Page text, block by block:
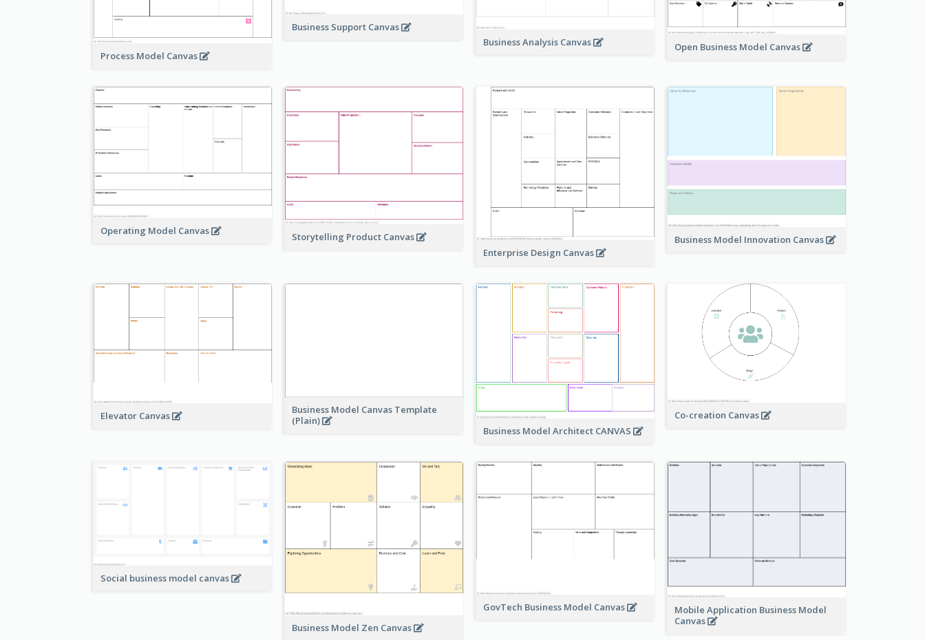
Process Model Canvas
Business Support Canvas
Business Analysis Canvas
Open Business Model Canvas
Operating Model Canvas
Storytelling Product Canvas
Enterprise Design Canvas
Business Model Innovation Canvas
Elevator Canvas
Business Model Canvas Template
(Plain)
Business Model Architect CANVAS
Co-creation Canvas
Social business model canvas
Business Model Zen Canvas
GovTech Business Model Canvas
Mobile Application Business Model
Canvas